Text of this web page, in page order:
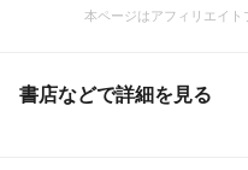
本ページはアフィリエイ
書店などで詳細を見る